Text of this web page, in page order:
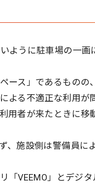
ように駐車場の一画
ース」であるものの
よる不適正な利用が
用者が来たときに移
、施設側は警備員に
「VEEMO」とデジ